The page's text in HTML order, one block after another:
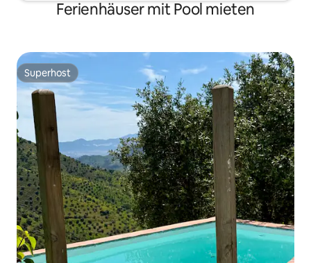
Ferienhäuser mit Pool mieten
Superhost
Superhost